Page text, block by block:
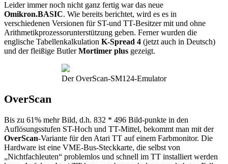
Leider immer noch nicht ganz fertig war das neue
Omikron.BASIC. Wie bereits berichtet, wird es es in
verschiedenen Versionen für ST-und TT-Besitzer mit und ohne
Arithmetikprozessorunterstützung geben. Ferner wurden die
englische Tabellenkalkulation K-Spread 4 (jetzt auch in Deutsch)
und der fleißige ButlerMortimer plus gezeigt.
Der OverScan-SM124-Emulator
OverScan
Bis zu 61% mehr Bild, d.h. 832 * 496 Bild-punkte in den
Auflösungsstufen ST-Hoch und TT-Mittel, bekommt man mit der
OverScan-Variante für den Atari TT auf einem Farbmonitor. Die
Hardware ist eine VME-Bus-Steckkarte, die selbst von
„Nichtfachleuten“ problemlos und schnell im TT installiert werden